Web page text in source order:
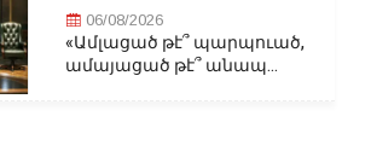
06/08/2026
«Ամլացած թէ՞ պարպուած,
ամայացած թէ՞ անապ...